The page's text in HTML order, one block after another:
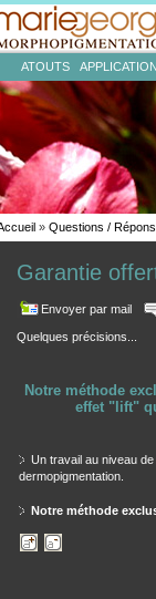
ATOUTS
»Questions /
Garantie
Envoyer par mail
Quelques précisions...
Notre méthode
effet "lift"
Un travail au niveau
dermopigmentation.
Notre méthode